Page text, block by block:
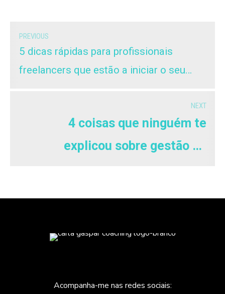
PREVIOUS
5 dicas rápidas para profissionais
freelancers que estão a iniciar o seu
NEXT
4 coisas que ninguém te
explicou sobre gestão de
Acompanha-me nas redes sociais: